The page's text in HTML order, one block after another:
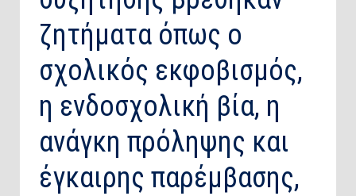
ζητήματα όπως ο
σχολικός εκφοβισμός,
η ενδοσχολική βία, η
ανάγκη πρόληψης και
έγκαιρης παρέμβασης,